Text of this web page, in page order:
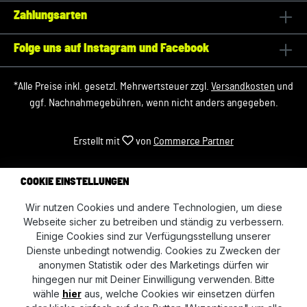
Zahlungsarten
Folge uns auf Instagram und Facebook
*Alle Preise inkl. gesetzl. Mehrwertsteuer zzgl. Versandkosten und
ggf. Nachnahmegebühren, wenn nicht anders angegeben.
Erstellt mit von Commerce Partner
COOKIE EINSTELLUNGEN
Wir nutzen Cookies und andere Technologien, um diese
Webseite sicher zu betreiben und ständig zu verbessern.
Einige Cookies sind zur Verfügungsstellung unserer
Dienste unbedingt notwendig. Cookies zu Zwecken der
anonymen Statistik oder des Marketings dürfen wir
hingegen nur mit Deiner Einwilligung verwenden. Bitte
wähle hieraus, welche Cookies wir einsetzen dürfen